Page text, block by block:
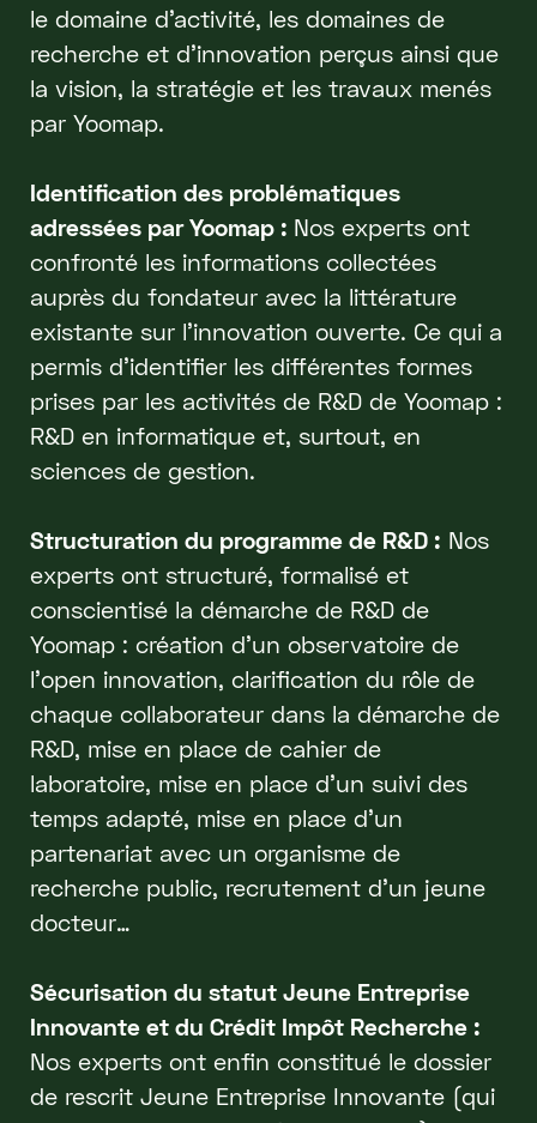
le domaine d’activité, les domaines de
recherche et d’innovation perçus ainsi que
la vision, la stratégie et les travaux menés
par Yoomap.
Identification des problématiques
adressées par Yoomap : Nos experts ont
confronté les informations collectées
auprès du fondateur avec la littérature
existante sur l’innovation ouverte. Ce qui a
permis d’identifier les différentes formes
prises par les activités de R&D de Yoomap :
R&D en informatique et, surtout, en
sciences de gestion.
Structuration du programme de R&D : Nos
experts ont structuré, formalisé et
conscientisé la démarche de R&D de
Yoomap : création d’un observatoire de
l’open innovation, clarification du rôle de
chaque collaborateur dans la démarche de
R&D, mise en place de cahier de
laboratoire, mise en place d’un suivi des
temps adapté, mise en place d’un
partenariat avec un organisme de
recherche public, recrutement d’un jeune
docteur…
Sécurisation du statut Jeune Entreprise
Innovante et du Crédit Impôt Recherche :
Nos experts ont enfin constitué le dossier
de rescrit Jeune Entreprise Innovante (qui